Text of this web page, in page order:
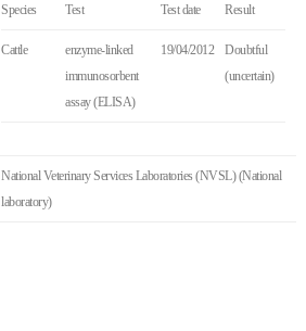
Species Test Test date Result
Cattle
enzyme-linked
immunosorbent
assay (ELISA)
19/04/2012
Doubtful
(uncertain)
National Veterinary Services Laboratories (NVSL) (National
laboratory)